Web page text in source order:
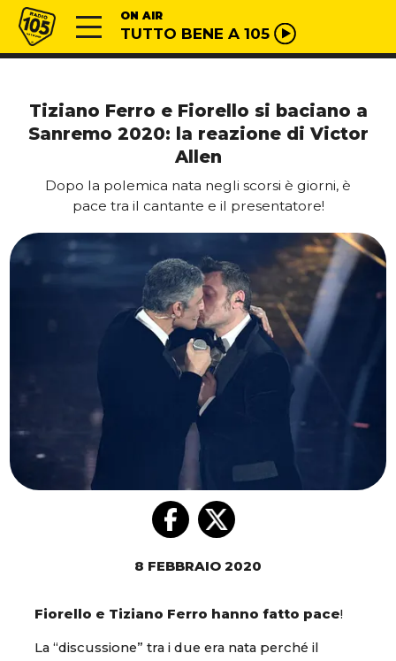
Vai al contenuto
Radio 105 ON AIR
TUTTO BENE A 105
Tiziano Ferro e Fiorello si baciano a
Sanremo 2020: la reazione di Victor
Allen
Dopo la polemica nata negli scorsi è giorni, è
pace tra il cantante e il presentatore!
8 FEBBRAIO 2020
Fiorello e Tiziano Ferro hanno fatto pace!
La “discussione” tra i due era nata perché il